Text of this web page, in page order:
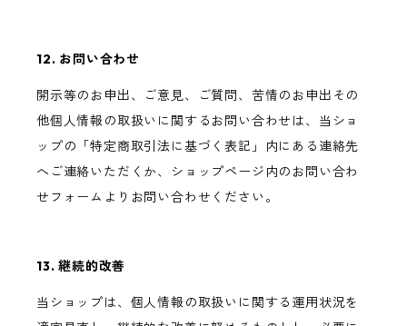
12. お問い合わせ
開示等のお申出、ご意見、ご質問、苦情のお申出その
他個人情報の取扱いに関するお問い合わせは、当ショ
ップの「特定商取引法に基づく表記」内にある連絡先
へご連絡いただくか、ショップページ内のお問い合わ
せフォームよりお問い合わせください。
13. 継続的改善
当ショップは、個人情報の取扱いに関する運用状況を